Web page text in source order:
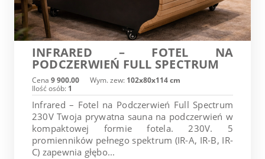
INFRARED – FOTEL NA
PODCZERWIEŃ FULL SPECTRUM
Cena 9 900.00 Wym. zew: 102x80x114 cm
Ilość osób: 1
Infrared – Fotel na Podczerwień Full Spectrum
230V Twoja prywatna sauna na podczerwień w
kompaktowej formie fotela. 230V. 5
promienników pełnego spektrum (IR-A, IR-B, IR-
C) zapewnia głębo...